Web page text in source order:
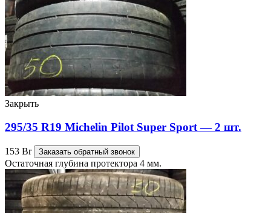
Закрыть
295/35 R19 Michelin Pilot Super Sport — 2 шт.
153 Br Заказать обратный звонок
Остаточная глубина протектора 4 мм.